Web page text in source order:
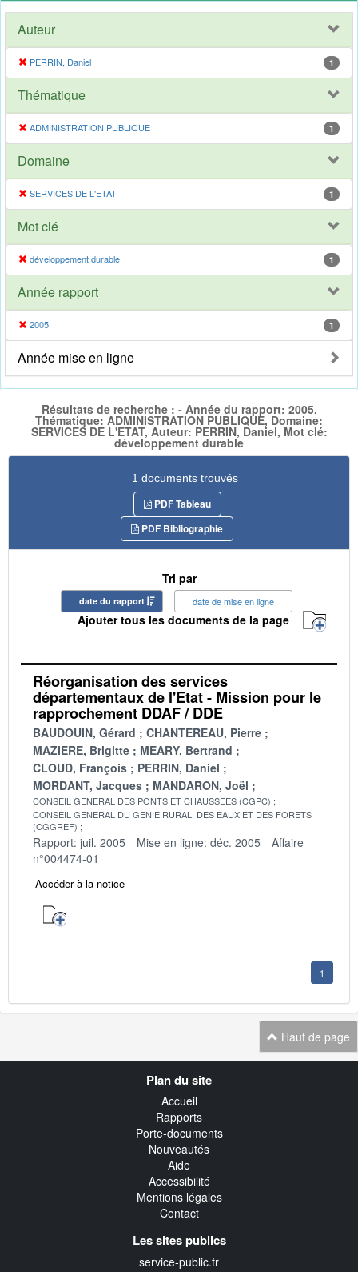
Auteur
PERRIN, Daniel 1
Thématique
ADMINISTRATION PUBLIQUE 1
Domaine
SERVICES DE L'ETAT 1
Mot clé
développement durable 1
Année rapport
2005 1
Année mise en ligne
Résultats de recherche : - Année du rapport: 2005,
Thématique: ADMINISTRATION PUBLIQUE, Domaine:
SERVICES DE L'ETAT, Auteur: PERRIN, Daniel, Mot clé:
développement durable
1 documents trouvés
PDF Tableau
PDF Bibliographie
Tri par
date du rapport date de mise en ligne
Ajouter tous les documents de la page
Réorganisation des services
départementaux de l'Etat - Mission pour le
rapprochement DDAF / DDE
BAUDOUIN, Gérard
CHANTEREAU, Pierre
MAZIERE, Brigitte
MEARY, Bertrand
CLOUD, François
PERRIN, Daniel
MORDANT, Jacques
MANDARON, Joël
CONSEIL GENERAL DES PONTS ET CHAUSSEES (CGPC)
CONSEIL GENERAL DU GENIE RURAL, DES EAUX ET DES FORETS
(CGGREF)
Rapport: juil. 2005 Mise en ligne: déc. 2005
Affaire
n°004474-01
Accéder à la notice
1
Haut de page
Plan du site
Accueil
Rapports
Porte-documents
Nouveautés
Aide
Accessibilité
Mentions légales
Contact
Les sites publics
service-public.fr